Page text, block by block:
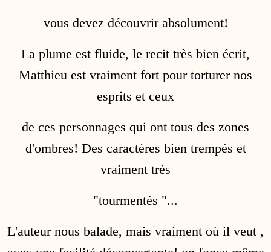
vous devez découvrir absolument!
La plume est fluide, le recit très bien écrit,
Matthieu est vraiment fort pour torturer nos
esprits et ceux
de ces personnages qui ont tous des zones
d'ombres! Des caractères bien trempés et
vraiment très
"tourmentés "...
L'auteur nous balade, mais vraiment où il veut ,